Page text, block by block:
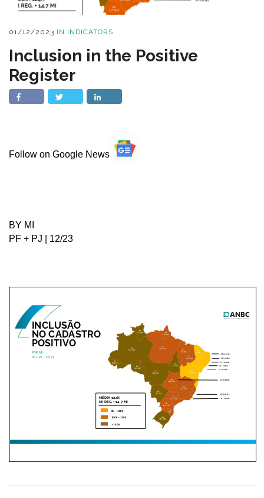
01/12/2023 IN INDICATORS
Inclusion in the Positive
Register
Follow on Google News
BY MI
PF + PJ | 12/23